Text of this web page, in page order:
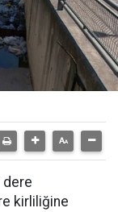
dere
kirliliğine